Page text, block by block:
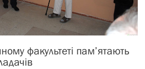
факультеті пам’ятають